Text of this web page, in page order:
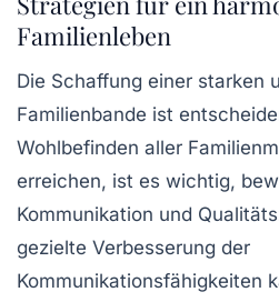
Familienleben
Die Schaffung einer starken
Familienbande ist
Wohlbefinden aller
erreichen, ist es wichtig,
Kommunikation und
gezielte Verbesserung der
Kommunikationsfähigkeiten